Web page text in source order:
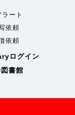
ート
依頼
依頼
ログイン
書館